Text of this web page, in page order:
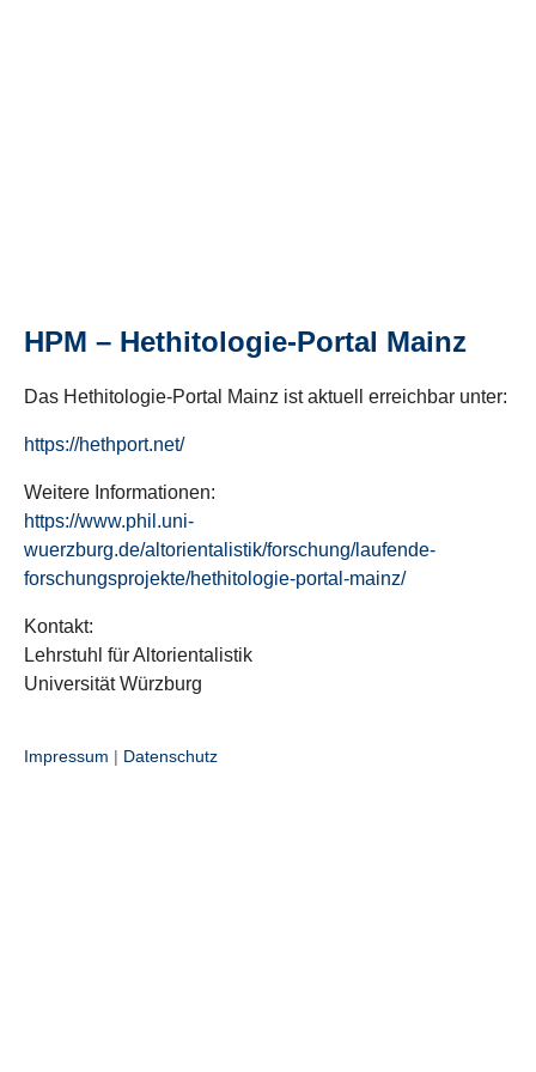
HPM – Hethitologie-Portal Mainz
Das Hethitologie-Portal Mainz ist aktuell erreichbar unter:
https://hethport.net/
Weitere Informationen:
https://www.phil.uni-
wuerzburg.de/altorientalistik/forschung/laufende-
forschungsprojekte/hethitologie-portal-mainz/
Kontakt:
Lehrstuhl für Altorientalistik
Universität Würzburg
Impressum | Datenschutz